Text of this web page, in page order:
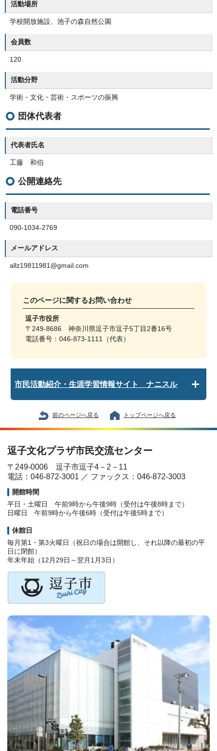
活動場所
学校開放施設、池子の森自然公園
会員数
120
活動分野
学術・文化・芸術・スポーツの振興
団体代表者
代表者氏名
工藤 和伯
公開連絡先
電話番号
090-1034-2769
メールアドレス
allz19811981@gmail.com
このページに関するお問い合わせ
逗子市役所
〒249-8686 神奈川県逗子市逗子5丁目2番16号
電話番号：046-873-1111（代表）
市民活動紹介・生涯学習情報サイト ナニスル
前のページへ戻る トップページへ戻る
逗子文化プラザ市民交流センター
〒249-0006 逗子市逗子4－2－11
電話：046-872-3001 ／ ファックス：046-872-3003
開館時間
平日・土曜日 午前9時から午後9時（受付は午後8時まで）
日曜日 午前9時から午後6時（受付は午後5時まで）
休館日
毎月第1・第3火曜日（祝日の場合は開館し、それ以降の最初の平
日に閉館）
年末年始（12月29日～翌月1月3日）